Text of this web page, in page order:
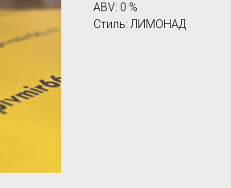
ABV: 0 %
Стиль: ЛИМОНАД